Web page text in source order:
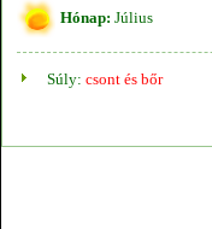
Hónap: Július
Súly: csont és bőr